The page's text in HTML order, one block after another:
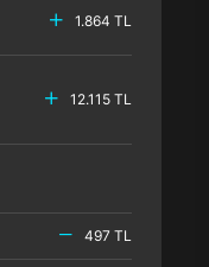
1.864 TL
12.115 TL
497 TL